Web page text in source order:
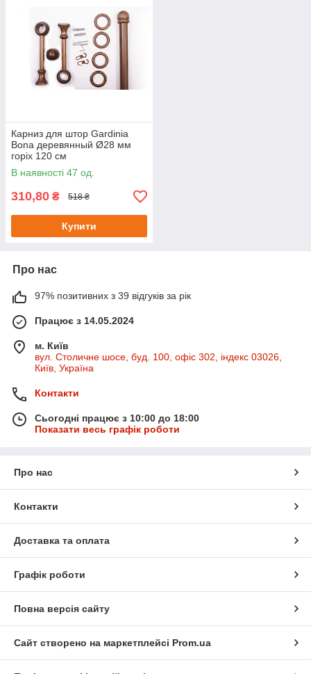
Карниз для штор Gardinia
Bona деревянный Ø28 мм
горіх 120 см
В наявності 47 од.
310,80 ₴ 518 ₴
Купити
Про нас
97% позитивних з 39 відгуків за рік
Працює з 14.05.2024
м. Київ
вул. Столичне шосе, буд. 100, офіс 302, індекс 03026,
Київ, Україна
Контакти
Сьогодні працює з 10:00 до 18:00
Показати весь графік роботи
Про нас
Контакти
Доставка та оплата
Графік роботи
Повна версія сайту
Сайт створено на маркетплейсі Prom.ua